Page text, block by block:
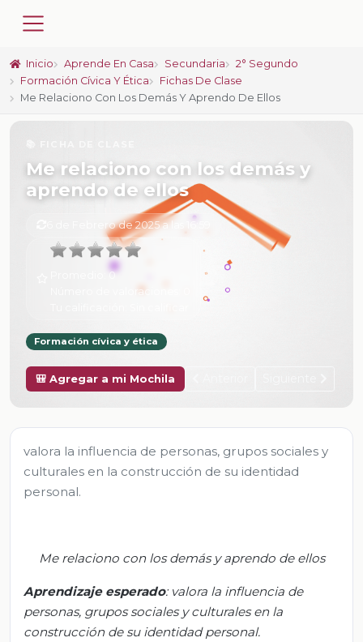
Inicio Aprende En Casa Secundaria
2° Segundo
Formación Cívica Y Ética
Fichas De Clase
Me Relaciono Con Los Demás Y Aprendo De Ellos
Me relaciono con los demás y
aprendo de ellos
6 de Febrero de 2025 a las 16:59
0
Número de valoraciones:
Formación cívica y ética
🎒 Agregar a mi Mochila
valora la influencia de personas, grupos sociales y
culturales en la construcción de su identidad
personal.
Me relaciono con los demás y aprendo de ellos
Aprendizaje esperado: valora la influencia de
personas, grupos sociales y culturales en la
construcción de su identidad personal.